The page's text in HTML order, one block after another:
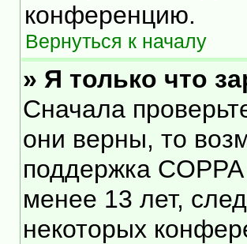
конференцию.
Вернуться к началу
» Я только что
Сначала
они верны, то
поддержка
менее 13 лет,
некоторых